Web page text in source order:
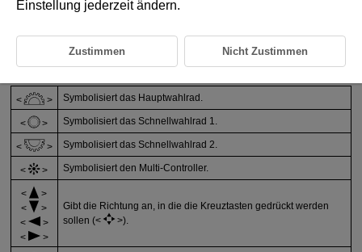
Grundlegende Annahmen zu den Betriebsanweisungen
Symbole in diesem Handbuch
Symbolisiert das Hauptwahlrad.
Symbolisiert das Schnellwahlrad 1.
Symbolisiert das Schnellwahlrad 2.
Symbolisiert den Multi-Controller.
Gibt die Richtung an, in die die Kreuztasten gedrückt werden
sollen (
).
Einstellung jederzeit ändern.
Zustimmen Nicht Zustimmen